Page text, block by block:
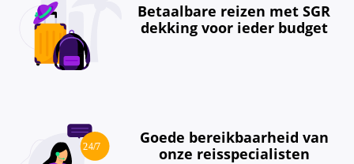
Betaalbare reizen met SGR
dekking voor ieder budget
Goede bereikbaarheid van
onze reisspecialisten